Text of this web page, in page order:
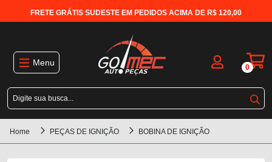
FRETE GRÁTIS SUDESTE EM PEDIDOS ACIMA DE R$ 120,00
Menu 0
Home PEÇAS DE IGNIÇÃO BOBINA DE IGNIÇÃO